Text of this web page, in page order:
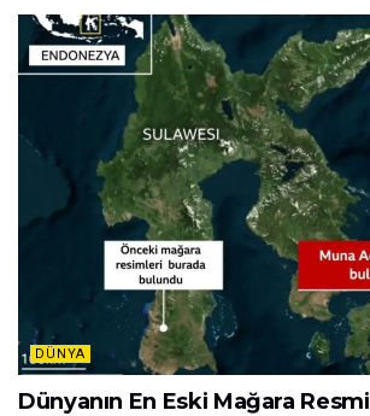
DÜNYA
Dünyanın En Eski Mağara Resmi